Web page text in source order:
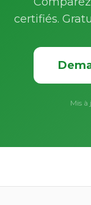
certifiés.
Mis à